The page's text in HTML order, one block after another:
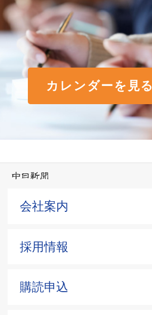
カレンダーを見る
会社案内
採用情報
購読申込